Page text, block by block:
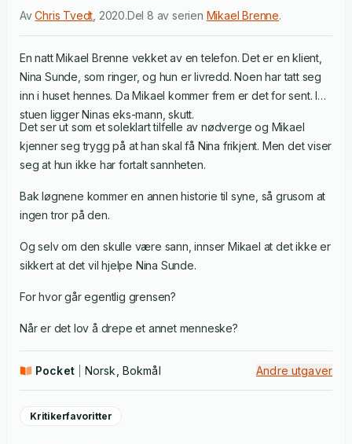
AvChris Tvedt 2020.Del 8 av serien Mikael Brenne.
En natt Mikael Brenne vekket av en telefon. Det er en klient,
Nina Sunde, som ringer, og hun er livredd. Noen har tatt seg
inn i huset hennes. Da Mikael kommer frem er det for sent. I
stuen ligger Ninas eks-mann, skutt.
Det ser ut som et soleklart tilfelle av nødverge og Mikael
kjenner seg trygg på at han skal få Nina frikjent. Men det viser
seg at hun ikke har fortalt sannheten.
Bak løgnene kommer en annen historie til syne, så grusom at
ingen tror på den.
Og selv om den skulle være sann, innser Mikael at det ikke er
sikkert at det vil hjelpe Nina Sunde.
For hvor går egentlig grensen?
Når er det lov å drepe et annet menneske?
Pocket Norsk, Bokmål Andre utgaver
Kritikerfavoritter